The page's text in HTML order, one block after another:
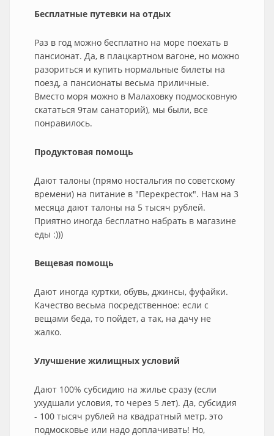
Бесплатные путевки на отдых
Раз в год можно бесплатно на море поехать в
пансионат. Да, в плацкартном вагоне, но можно
разориться и купить нормальные билеты на
поезд, а пансионаты весьма приличные.
Вместо моря можно в Малаховку подмосковную
скататься 9там санаторий), мы были, все
понравилось.
Продуктовая помощь
Дают талоны (прямо ностальгия по советскому
времени) на питание в "Перекресток". Нам на 3
месяца дают талоны на 5 тысяч рублей.
Приятно иногда бесплатно набрать в магазине
еды :)))
Вещевая помощь
Дают иногда куртки, обувь, джинсы, фуфайки.
Качество весьма посредственное: если с
вещами беда, то пойдет, а так, на дачу не
жалко.
Улучшение жилищных условий
Дают 100% субсидию на жилье сразу (если
ухудшали условия, то через 5 лет). Да, субсидия
- 100 тысяч рублей на квадратный метр, это
подмосковье или надо доплачивать! Но,